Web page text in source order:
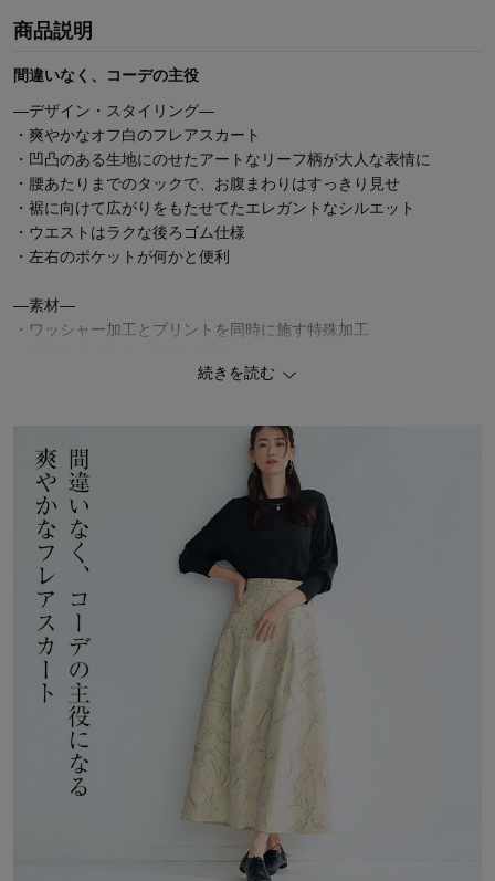
商品説明
間違いなく、コーデの主役
―デザイン・スタイリング―
・爽やかなオフ白のフレアスカート
・凹凸のある生地にのせたアートなリーフ柄が大人な表情に
・腰あたりまでのタックで、お腹まわりはすっきり見せ
・裾に向けて広がりをもたせてたエレガントなシルエット
・ウエストはラクな後ろゴム仕様
・左右のポケットが何かと便利
―素材―
・ワッシャー加工とプリントを同時に施す特殊加工
2000年のデビュー以来、長きにわたりご好評を頂いている ベルメ
ゾンのオリジナルブランド。
トレンドを適度に取り入れながら、素材・仕立て・シルエットに至
るまで、大人の女性にふさわしいクオリティを追求し、お洒落が楽
しくなるスタイルをお届けします。
続きを読む